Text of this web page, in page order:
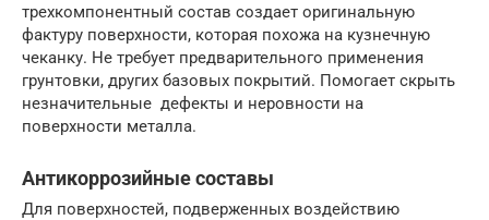
трехкомпонентный состав создает оригинальную
фактуру поверхности, которая похожа на кузнечную
чеканку. Не требует предварительного применения
грунтовки, других базовых покрытий. Помогает скрыть
незначительные дефекты и неровности на
поверхности металла.
Антикоррозийные составы
Для поверхностей, подверженных воздействию